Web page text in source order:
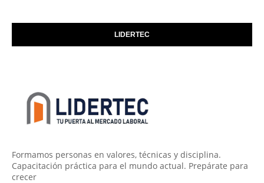
LIDERTEC
Formamos personas en valores, técnicas y disciplina.
Capacitación práctica para el mundo actual. Prepárate para
crecer